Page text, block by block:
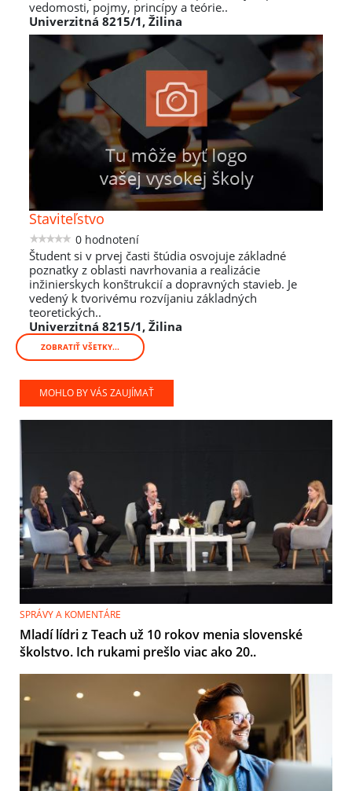
vedomosti, pojmy, princípy a teórie..
Univerzitná 8215/1, Žilina
Staviteľstvo
0 hodnotení
Študent si v prvej časti štúdia osvojuje základné
poznatky z oblasti navrhovania a realizácie
inžinierskych konštrukcií a dopravných stavieb. Je
vedený k tvorivému rozvíjaniu základných
teoretických..
Univerzitná 8215/1, Žilina
ZOBRATIŤ VŠETKY...
MOHLO BY VÁS ZAUJÍMAŤ
SPRÁVY A KOMENTÁRE
Mladí lídri z Teach už 10 rokov menia slovenské
školstvo. Ich rukami prešlo viac ako 20..